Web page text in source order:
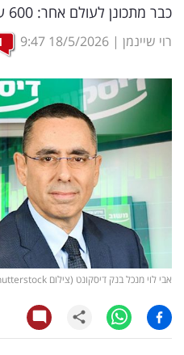
משפט
ומחקרים
דעות
קריפטו
ויראלי
עסקי
כבר מתכונן לעולם אחר: 600 עובדים פחות עד סוף השנה
רוי שיינמן |
18/5/2026
9:47
אבי לוי מנכל בנק דיסקונט (צילום Magma Images, shutterstock, ישראל הדרי)